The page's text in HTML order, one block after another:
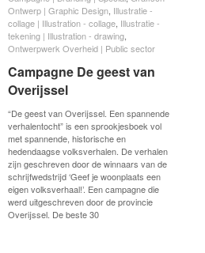
Ontwerp | Graphic Design Illustratie -
collage | Illustration - collage Illustratie -
tekening | Illustration - drawing
Ontwerpwerk Overheid | Public sector
Campagne De geest van
Overijssel
“De geest van Overijssel. Een spannende
verhalentocht” is een sprookjesboek vol
met spannende, historische en
hedendaagse volksverhalen. De verhalen
zijn geschreven door de winnaars van de
schrijfwedstrijd ‘Geef je woonplaats een
eigen volksverhaal!’. Een campagne die
werd uitgeschreven door de provincie
Overijssel. De beste 30
Ontwerp | Graphic Design Illustratie -
collage | Illustration - collage Illustratie -
tekening | Illustration - drawing
Ontwerpwerk Overheid | Public sector
Campagne De geest van
Overijssel